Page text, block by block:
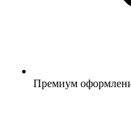
Премиум